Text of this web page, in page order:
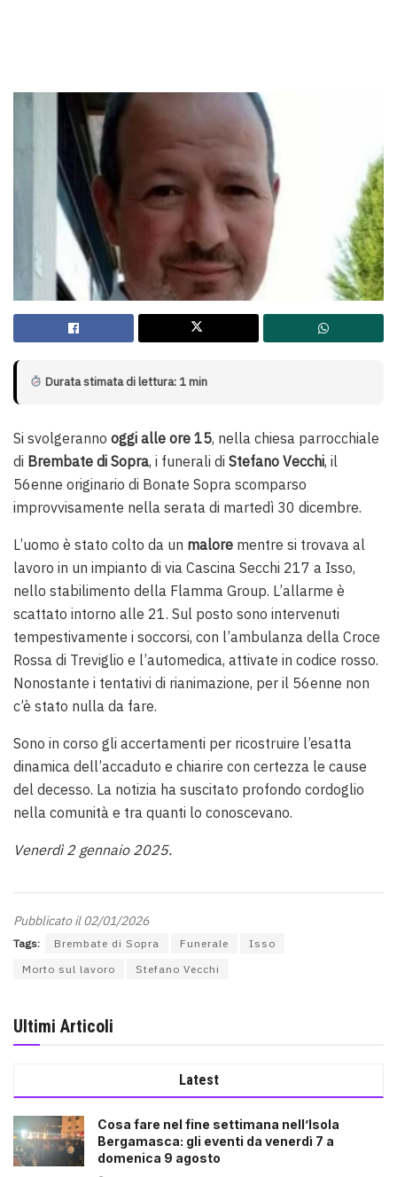
Durata stimata di lettura: 1 min
Si svolgeranno oggi alle ore 15, nella chiesa parrocchiale
di Brembate di Sopra, i funerali di Stefano Vecchi, il
56enne originario di Bonate Sopra scomparso
improvvisamente nella serata di martedì 30 dicembre.
L’uomo è stato colto da un malore mentre si trovava al
lavoro in un impianto di via Cascina Secchi 217 a Isso,
nello stabilimento della Flamma Group. L’allarme è
scattato intorno alle 21. Sul posto sono intervenuti
tempestivamente i soccorsi, con l’ambulanza della Croce
Rossa di Treviglio e l’automedica, attivate in codice rosso.
Nonostante i tentativi di rianimazione, per il 56enne non
c’è stato nulla da fare.
Sono in corso gli accertamenti per ricostruire l’esatta
dinamica dell’accaduto e chiarire con certezza le cause
del decesso. La notizia ha suscitato profondo cordoglio
nella comunità e tra quanti lo conoscevano.
Venerdì 2 gennaio 2025.
Pubblicato il 02/01/2026
Tags: Brembate di Sopra Funerale
Isso
Morto sul lavoro
Stefano Vecchi
Ultimi Articoli
Latest
Cosa fare nel fine settimana nell’Isola
Bergamasca: gli eventi da venerdì 7 a
domenica 9 agosto